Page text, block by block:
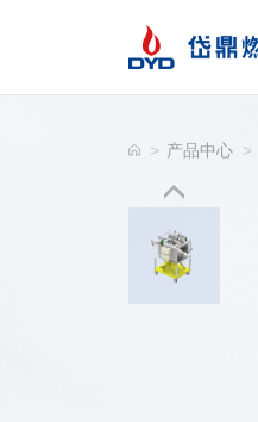
> 产品中心 >